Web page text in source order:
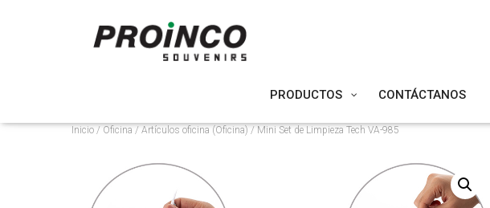
PRODUCTOS CONTÁCTANOS
Inicio/ Oficina / Artículos oficina (Oficina) / Mini Set de Limpieza Tech VA-985